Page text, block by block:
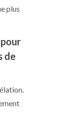
plus
de